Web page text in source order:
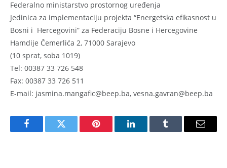
Federalno ministarstvo prostornog uređenja
Jedinica za implementaciju projekta “Energetska efikasnost u
Bosni i Hercegovini” za Federaciju Bosne i Hercegovine
Hamdije Čemerlića 2, 71000 Sarajevo
(10 sprat, soba 1019)
Tel: 00387 33 726 548
Fax: 00387 33 726 511
E-mail: jasmina.mangafic@beep.ba, vesna.gavran@beep.ba
FacebookTwitter Pinterest LinkedInTumblr Email